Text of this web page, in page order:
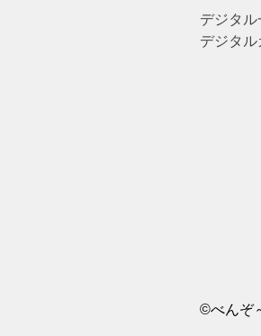
デジタル
デジタル
©べんぞ